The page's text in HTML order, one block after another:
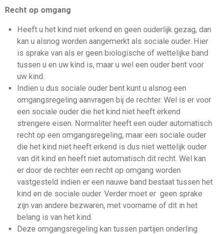
Recht op omgang
Heeft u het kind niet erkend en geen ouderlijk gezag, dan
kan u alsnog worden aangemerkt als sociale ouder. Hier
is sprake van als er geen biologische of wettelijke band
tussen u en uw kind is, maar u wel een ouder bent voor
uw kind.
Indien u dus sociale ouder bent kunt u alsnog een
omgangsregeling aanvragen bij de rechter. Wel is er voor
een sociale ouder die het kind niet heeft erkend
strengere eisen. Normaliter heeft een ouder automatisch
recht op een omgangsregeling, maar een sociale ouder
die het kind niet heeft erkend is dus niet wettelijk ouder
van dit kind en heeft niet automatisch dit recht. Wel kan
er door de rechter een recht op omgang worden
vastgesteld indien er een nauwe band bestaat tussen het
kind en de sociale ouder. Verder moet er geen sprake
zijn van andere bezwaren, met voorname of dit in het
belang is van het kind.
Deze omgangsregeling kan tussen partijen onderling